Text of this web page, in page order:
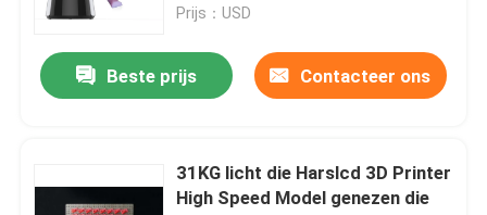
Prijs：USD
Beste prijs Contacteer ons
31KG licht die Harslcd 3D Printer
High Speed Model genezen die